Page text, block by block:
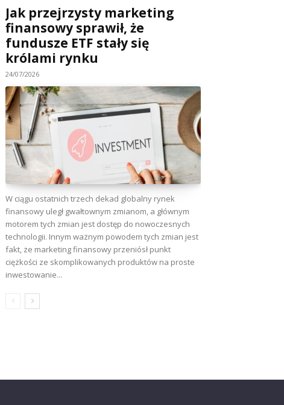
Jak przejrzysty marketing
finansowy sprawił, że
fundusze ETF stały się
królami rynku
24/07/2026
W ciągu ostatnich trzech dekad globalny rynek
finansowy uległ gwałtownym zmianom, a głównym
motorem tych zmian jest dostęp do nowoczesnych
technologii. Innym ważnym powodem tych zmian jest
fakt, że marketing finansowy przeniósł punkt
ciężkości ze skomplikowanych produktów na proste
inwestowanie...